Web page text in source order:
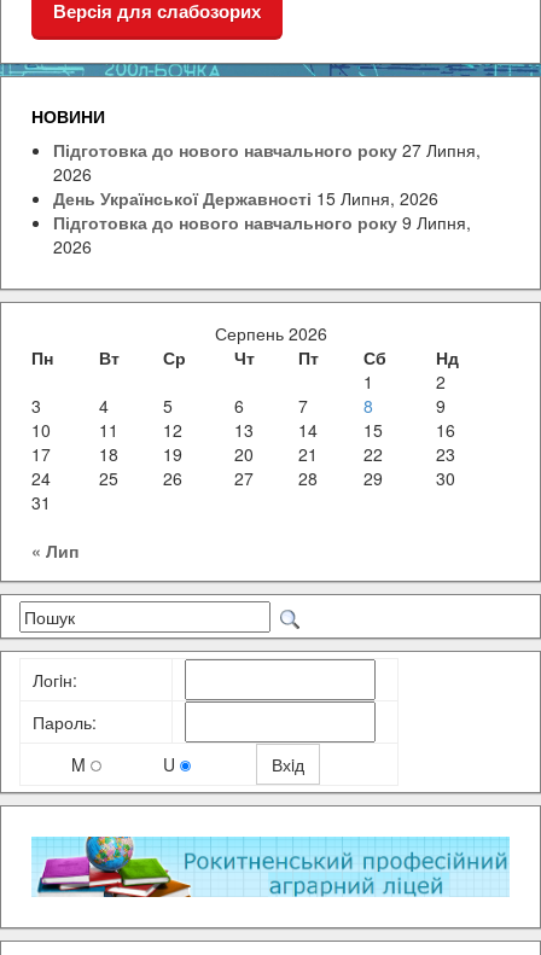
Версія для слабозорих
НОВИНИ
Підготовка до нового навчального року 27 Липня,
2026
День Української Державності 15 Липня, 2026
Підготовка до нового навчального року 9 Липня,
2026
Серпень 2026
Пн
Вт Ср Чт Пт Сб
Нд
1
2
3
4 5 6 7 8
9
10
11 12 13 14 15
16
17
18 19 20 21 22
23
24
25 26 27 28 29
30
31
« Лип
Логiн:
Пароль:
M
U